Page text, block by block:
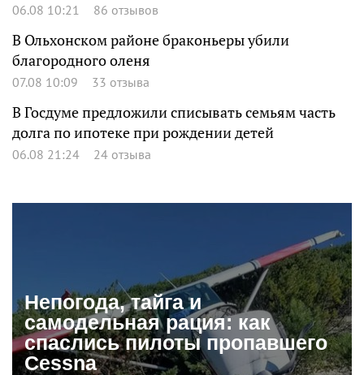
06.08 10:21 86 отзывов
В Ольхонском районе браконьеры убили
благородного оленя
07.08 10:09 33 отзыва
В Госдуме предложили списывать семьям часть
долга по ипотеке при рождении детей
06.08 21:24 24 отзыва
Непогода, тайга и
самодельная рация: как
спаслись пилоты пропавшего
Cessna